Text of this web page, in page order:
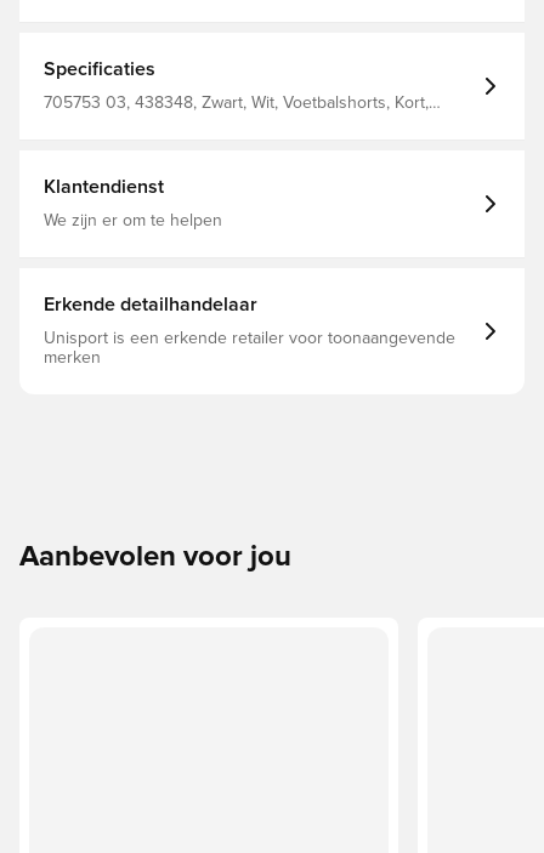
Specificaties
705753 03, 438348, Zwart, Wit, Voetbalshorts, Kort,
Klantendienst
We zijn er om te helpen
Erkende detailhandelaar
Unisport is een erkende retailer voor toonaangevende
merken
Aanbevolen voor jou